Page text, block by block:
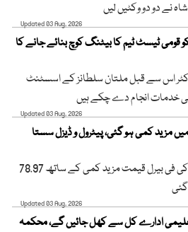
نے دو دو وکٹیں لیں
Updated 03 Aug, 2026
ٹیسٹ ٹیم کا بیٹنگ کوچ بنائے جانے کا
اس سے قبل ملتان سلطانز کے اسسٹنٹ
خدمات انجام دے چکے ہیں
Updated 03 Aug, 2026
مزید کمی ہو گئی، پیٹرول و ڈیزل سستا
امریکی خام تیل کی فی بیرل قیمت مزید کمی کے ساتھ 78.97
گئی
Updated 03 Aug, 2026
تعلیمی ادارے کل سے کھل جائیں گے، محکمہ